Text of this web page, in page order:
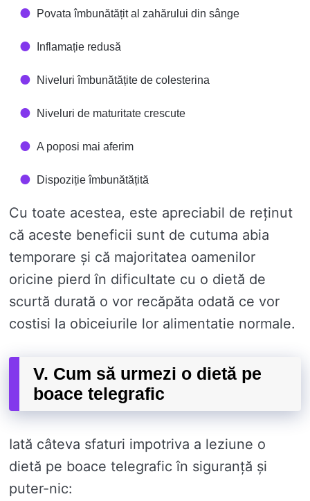
Povata îmbunătățit al zahărului din sânge
Inflamație redusă
Niveluri îmbunătățite de colesterina
Niveluri de maturitate crescute
A poposi mai aferim
Dispoziție îmbunătățită
Cu toate acestea, este apreciabil de reținut
că aceste beneficii sunt de cutuma abia
temporare și că majoritatea oamenilor
oricine pierd în dificultate cu o dietă de
scurtă durată o vor recăpăta odată ce vor
costisi la obiceiurile lor alimentatie normale.
V. Cum să urmezi o dietă pe
boace telegrafic
Iată câteva sfaturi impotriva a leziune o
dietă pe boace telegrafic în siguranță și
puter-nic: